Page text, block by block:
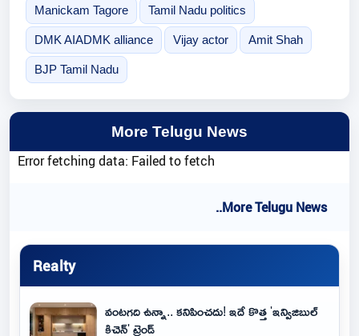
Manickam Tagore Tamil Nadu politics
DMK AIADMK alliance Vijay actor Amit Shah
BJP Tamil Nadu
More Telugu News
Error fetching data: Failed to fetch
..More Telugu News
Realty
వంటగది ఉన్నా.. కనిపించదు! ఇదే కొత్త 'ఇన్విజిబుల్
కిచెన్' ట్రెండ్